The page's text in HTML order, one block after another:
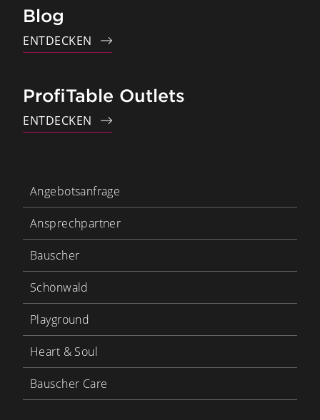
Blog
ENTDECKEN
ProfiTable Outlets
ENTDECKEN
Angebotsanfrage
Ansprechpartner
Bauscher
Schönwald
Playground
Heart & Soul
Bauscher Care